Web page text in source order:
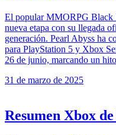
El popular MMORPG Black
nueva etapa con su llegada
generación. Pearl Abyss ha
para PlayStation 5 y Xbox
26 de junio, marcando un
31 de marzo de 2025
Resumen Xbox